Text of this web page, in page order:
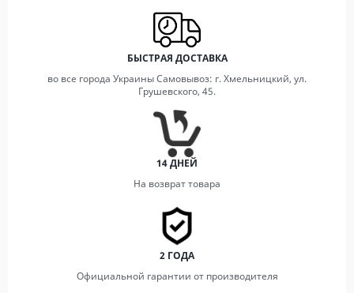
БЫСТРАЯ ДОСТАВКА
во все города Украины Самовывоз: г. Хмельницкий, ул.
Грушевского, 45.
14 ДНЕЙ
На возврат товара
2 ГОДА
Официальной гарантии от производителя